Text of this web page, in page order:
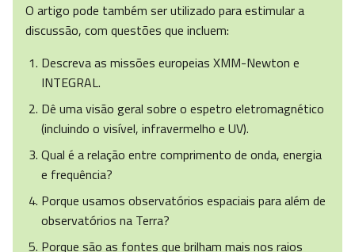
O artigo pode também ser utilizado para estimular a
discussão, com questões que incluem:
Descreva as missões europeias XMM-Newton e
INTEGRAL.
Dê uma visão geral sobre o espetro eletromagnético
(incluindo o visível, infravermelho e UV).
Qual é a relação entre comprimento de onda, energia
e frequência?
Porque usamos observatórios espaciais para além de
observatórios na Terra?
Porque são as fontes que brilham mais nos raios